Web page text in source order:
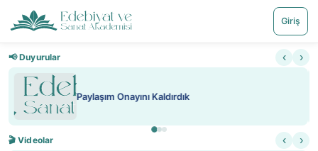
Giriş
📢 Duyurular ‹ ›
Nadir içeriklere kısıtlama ve kredi sistemi getirildi
🎬 Videolar ‹ ›